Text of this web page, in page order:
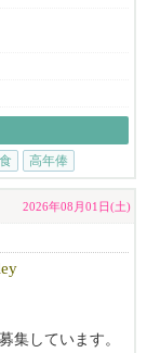
マッチした方に
。
で、より深く、
高年俸
2026年08月01日(土)
集しています。